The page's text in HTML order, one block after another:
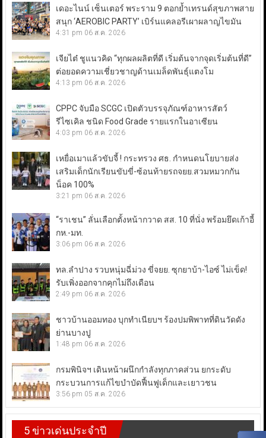
เดอะไนน์ เซ็นเตอร์ พระราม 9 ตอกย้ำเทรนด์สุขภาพสาย
สนุก ‘AEROBIC PARTY’ เบิร์นแคลอรีเผาผลาญไขมัน
4:31 pm 06 ส.ค. 2026
เจียไต๋ ชูแนวคิด “ทุกผลผลิตที่ดี เริ่มต้นจากจุดเริ่มต้นที่ดี”
ต่อยอดความเชี่ยวชาญด้านเมล็ดพันธุ์แตงโม
4:13 pm 06 ส.ค. 2026
CPPC จับมือ SCGC เปิดตัวบรรจุภัณฑ์อาหารสัตว์
รีไซเคิล ชนิด Food Grade รายแรกในอาเซียน
4:03 pm 06 ส.ค. 2026
เหยื่อเมาแล้วขับจี้ ! กระทรวง ศธ. กำหนดนโยบายส่ง
เสริมเด็กนักเรียนขับขี่-ซ้อนท้ายรถจยย.สวมหมวกกัน
น็อค 100%
3:21 pm 06 ส.ค. 2026
“ราเชน” ลั่นเลือกตั้งหน้ากวาด สส. 10 ที่นั่ง พร้อมยึดเก้าอี้
กห.-มท.
3:06 pm 06 ส.ค. 2026
ทล.ลำปาง รวบหนุ่มฉี่ม่วง ขี่จยย. ซุกยาบ้า-ไอซ์ ไม่เข็ด!
รับเพิ่งออกจากคุกไม่ถึงเดือน
2:49 pm 06 ส.ค. 2026
ชาวบ้านออมทอง บุกทำเนียบฯ ร้องปมพิพาทที่ดินวัดดัง
ย่านบางปู
1:48 pm 06 ส.ค. 2026
กรมพินิจฯ เดินหน้าผนึกกำลังทุกภาคส่วน ยกระดับ
กระบวนการแก้ไขบำบัดฟื้นฟูเด็กและเยาวชน
3:56 pm 05 ส.ค. 2026
5 ข่าวเด่นประจำปี